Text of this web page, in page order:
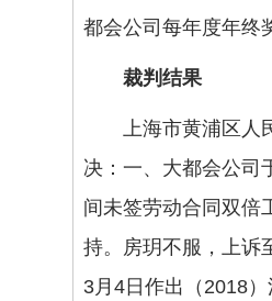
都会公司每年度年终
裁判结果
上海市黄浦区人民
决：一、大都会公
间未签劳动合同双倍
持。房玥不服，上诉
3月4日作出（2018